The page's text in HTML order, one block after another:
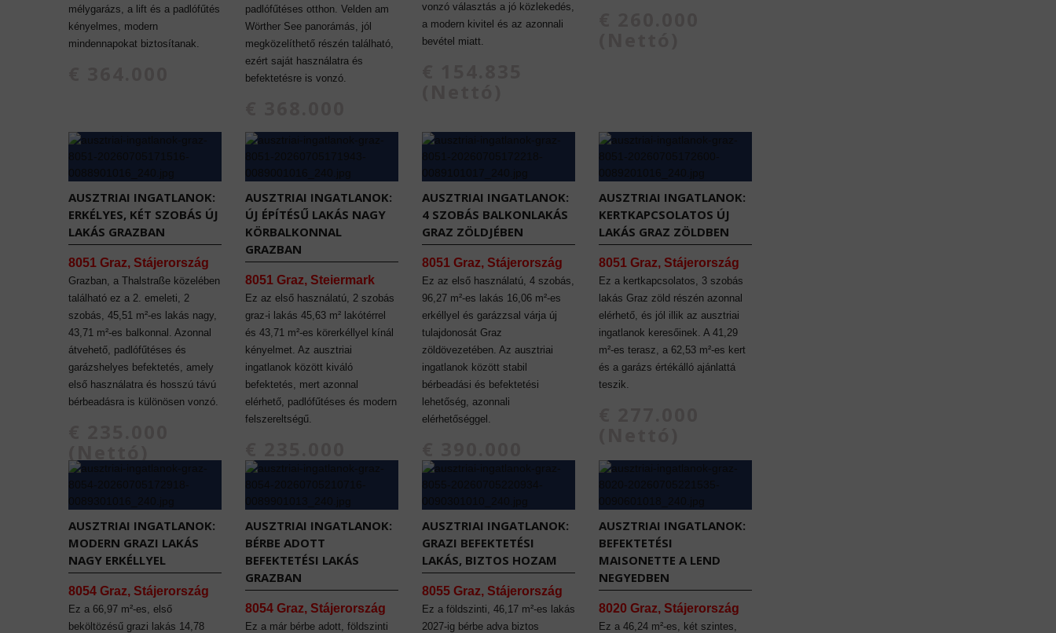
mélygarázs, a lift és a padlófűtés
kényelmes, modern
mindennapokat biztosítanak.
padlófűtéses otthon. Velden am
Wörther See panorámás, jól
megközelíthető részén található,
ezért saját használatra és
befektetésre is vonzó.
vonzó választás a jó közlekedés,
a modern kivitel és az azonnali
bevétel miatt.
AUSZTRIAI INGATLANOK:
ERKÉLYES, KÉT SZOBÁS ÚJ
LAKÁS GRAZBAN
8051 Graz, Stájerország
Grazban, a Thalstraße közelében
található ez a 2. emeleti, 2
szobás, 45,51 m²-es lakás nagy,
43,71 m²-es balkonnal. Azonnal
átvehető, padlófűtéses és
garázshelyes befektetés, amely
első használatra és hosszú távú
bérbeadásra is különösen vonzó.
AUSZTRIAI INGATLANOK:
ÚJ ÉPÍTÉSŰ LAKÁS NAGY
KÖRBALKONNAL
GRAZBAN
8051 Graz, Steiermark
Ez az első használatú, 2 szobás
graz-i lakás 45,63 m² lakótérrel
és 43,71 m²-es körerkéllyel kínál
kényelmet. Az ausztriai
ingatlanok között kiváló
befektetés, mert azonnal
elérhető, padlófűtéses és modern
felszereltségű.
(Nettó)
AUSZTRIAI INGATLANOK:
4 SZOBÁS BALKONLAKÁS
GRAZ ZÖLDJÉBEN
8051 Graz, Stájerország
Ez az első használatú, 4 szobás,
96,27 m²-es lakás 16,06 m²-es
erkéllyel és garázzsal várja új
tulajdonosát Graz
zöldövezetében. Az ausztriai
ingatlanok között stabil
bérbeadási és befektetési
lehetőség, azonnali
elérhetőséggel.
(Nettó)
AUSZTRIAI INGATLANOK:
KERTKAPCSOLATOS ÚJ
LAKÁS GRAZ ZÖLDBEN
8051 Graz, Stájerország
Ez a kertkapcsolatos, 3 szobás
lakás Graz zöld részén azonnal
elérhető, és jól illik az ausztriai
ingatlanok keresőinek. A 41,29
m²-es terasz, a 62,53 m²-es kert
és a garázs értékálló ajánlattá
teszik.
AUSZTRIAI INGATLANOK:
MODERN GRAZI LAKÁS
NAGY ERKÉLLYEL
8054 Graz, Stájerország
Ez a 66,97 m²-es, első
beköltözésű grazi lakás 14,78
AUSZTRIAI INGATLANOK:
BÉRBE ADOTT
BEFEKTETÉSI LAKÁS
GRAZBAN
8054 Graz, Stájerország
Ez a már bérbe adott, földszinti
AUSZTRIAI INGATLANOK:
GRAZI BEFEKTETÉSI
LAKÁS, BIZTOS HOZAM
8055 Graz, Stájerország
Ez a földszinti, 46,17 m²-es lakás
2027-ig bérbe adva biztos
AUSZTRIAI INGATLANOK:
BEFEKTETÉSI
MAISONETTE A LEND
NEGYEDBEN
8020 Graz, Stájerország
Ez a 46,24 m²-es, két szintes,